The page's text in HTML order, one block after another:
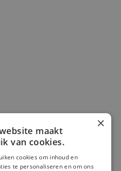
×
maakt
van cookies.
cookies om inhoud en
te personaliseren en om ons